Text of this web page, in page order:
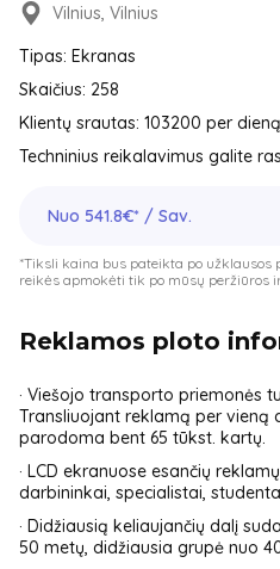
Vilnius, Vilnius
Tipas: Ekranas
Skaičius: 258
Klientų srautas: 103200 per dieną
Techninius reikalavimus galite
Nuo 541.8€* / Sav.
*Tiksli kaina bus pateikta po
reikės apmokėti tik po mūsų peržiūros
Reklamos ploto
· Viešojo transporto priemonės
Transliuojant reklamą per vieną
parodoma bent 65 tūkst. kartų.
· LCD ekranuose esančių
darbininkai, specialistai,
· Didžiausią keliaujančių dalį
50 metų, didžiausia grupė nuo